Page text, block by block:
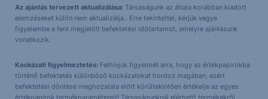
Az ajánlás tervezett aktualizálása:Társaságunk az általa korábban kiadott
elemzéseket külön nem aktualizálja.. Erre tekintettel, kérjük vegye
figyelembe a fent megjelölt befektetési időtartamot, amelyre ajánlásunk
vonatkozik.
Kockázati figyelmeztetés:Felhívjuk figyelmét arra, hogy az értékpapírokba
történő befektetés különböző kockázatokat hordoz magában, ezért
befektetési döntése meghozatala előtt körültekintően értékelje az egyes
értékpapírok termékparamétereit! Társaságunknál elérhető termékekről